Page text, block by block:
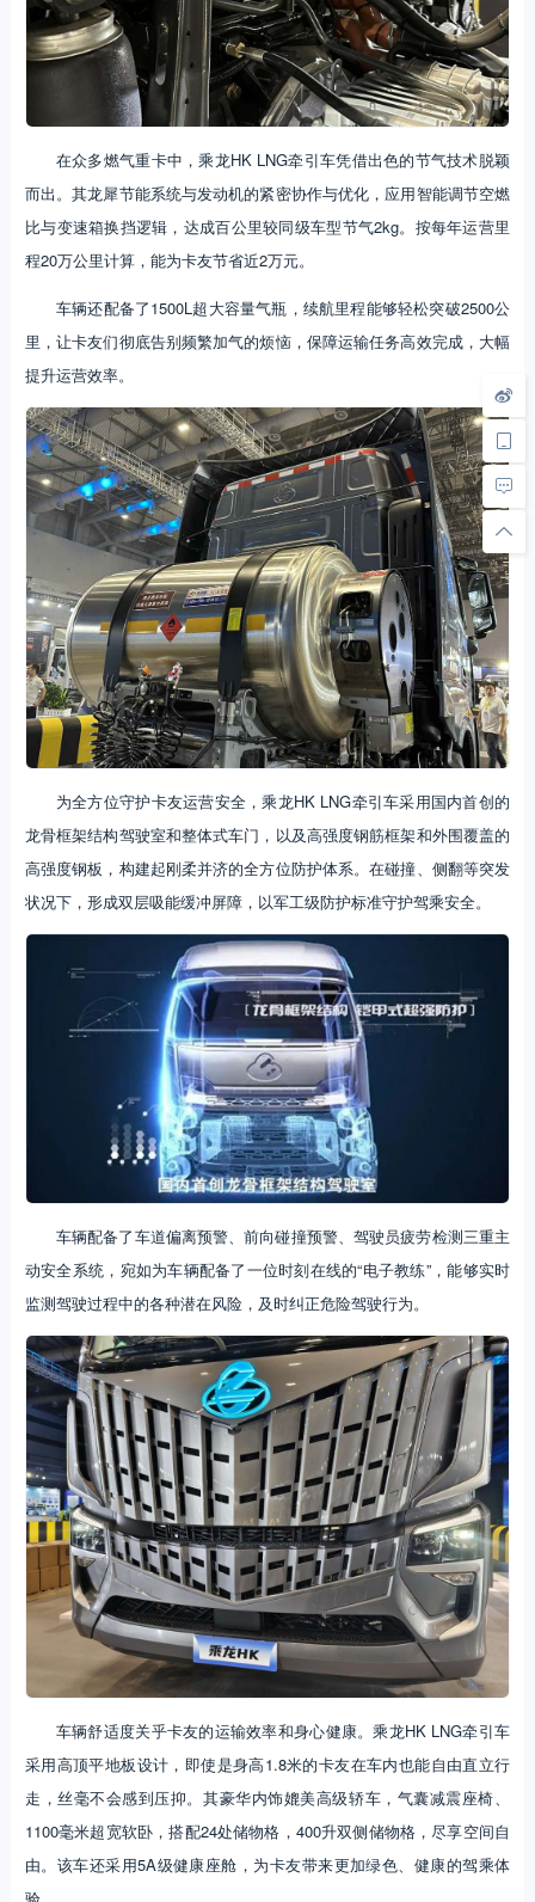
在众多燃气重卡中，乘龙HK LNG牵引车凭借出色的节气技术脱颖
而出。其龙犀节能系统与发动机的紧密协作与优化，应用智能调节空燃
比与变速箱换挡逻辑，达成百公里较同级车型节气2kg。按每年运营里
程20万公里计算，能为卡友节省近2万元。
车辆还配备了1500L超大容量气瓶，续航里程能够轻松突破2500公
里，让卡友们彻底告别频繁加气的烦恼，保障运输任务高效完成，大幅
提升运营效率。
为全方位守护卡友运营安全，乘龙HK LNG牵引车采用国内首创的
龙骨框架结构驾驶室和整体式车门，以及高强度钢筋框架和外围覆盖的
高强度钢板，构建起刚柔并济的全方位防护体系。在碰撞、侧翻等突发
状况下，形成双层吸能缓冲屏障，以军工级防护标准守护驾乘安全。
车辆配备了车道偏离预警、前向碰撞预警、驾驶员疲劳检测三重主
动安全系统，宛如为车辆配备了一位时刻在线的“电子教练”，能够实时
监测驾驶过程中的各种潜在风险，及时纠正危险驾驶行为。
车辆舒适度关乎卡友的运输效率和身心健康。乘龙HK LNG牵引车
采用高顶平地板设计，即使是身高1.8米的卡友在车内也能自由直立行
走，丝毫不会感到压抑。其豪华内饰媲美高级轿车，气囊减震座椅、
1100毫米超宽软卧，搭配24处储物格，400升双侧储物格，尽享空间自
由。该车还采用5A级健康座舱，为卡友带来更加绿色、健康的驾乘体